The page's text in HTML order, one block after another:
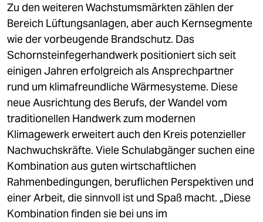
Zu den weiteren Wachstumsmärkten zählen der
Bereich Lüftungsanlagen, aber auch Kernsegmente
wie der vorbeugende Brandschutz. Das
Schornsteinfegerhandwerk positioniert sich seit
einigen Jahren erfolgreich als Ansprechpartner
rund um klimafreundliche Wärmesysteme. Diese
neue Ausrichtung des Berufs, der Wandel vom
traditionellen Handwerk zum modernen
Klimagewerk erweitert auch den Kreis potenzieller
Nachwuchskräfte. Viele Schulabgänger suchen eine
Kombination aus guten wirtschaftlichen
Rahmenbedingungen, beruflichen Perspektiven und
einer Arbeit, die sinnvoll ist und Spaß macht. „Diese
Kombination finden sie bei uns im